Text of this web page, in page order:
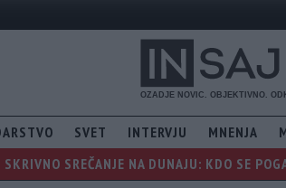
SVET INTERVJU MNENJA
SKRIVNO SREČANJE NA DUNAJU: KDO SE